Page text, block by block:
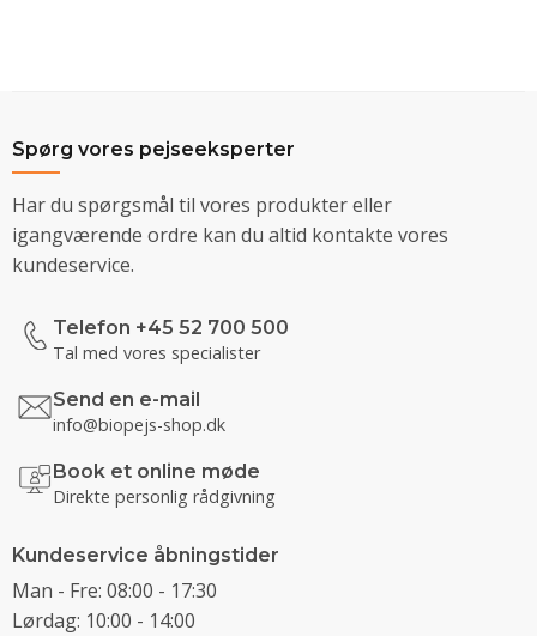
Spørg vores pejseeksperter
Har du spørgsmål til vores produkter eller
igangværende ordre kan du altid kontakte vores
kundeservice.
Telefon +45 52 700 500
Tal med vores specialister
Send en e-mail
info@biopejs-shop.dk
Book et online møde
Direkte personlig rådgivning
Kundeservice åbningstider
Man - Fre: 08:00 - 17:30
Lørdag: 10:00 - 14:00